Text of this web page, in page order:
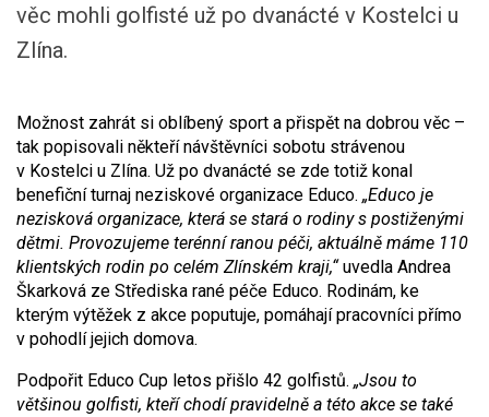
věc mohli golfisté už po dvanácté v Kostelci u
Zlína.
Možnost zahrát si oblíbený sport a přispět na dobrou věc –
tak popisovali někteří návštěvníci sobotu strávenou
v Kostelci u Zlína. Už po dvanácté se zde totiž konal
benefiční turnaj neziskové organizace Educo. „Educo je
nezisková organizace, která se stará o rodiny s postiženými
dětmi. Provozujeme terénní ranou péči, aktuálně máme 110
klientských rodin po celém Zlínském kraji,“uvedla Andrea
Škarková ze Střediska rané péče Educo. Rodinám, ke
kterým výtěžek z akce poputuje, pomáhají pracovníci přímo
v pohodlí jejich domova.
Podpořit Educo Cup letos přišlo 42 golfistů. „Jsou to
většinou golfisti, kteří chodí pravidelně a této akce se také